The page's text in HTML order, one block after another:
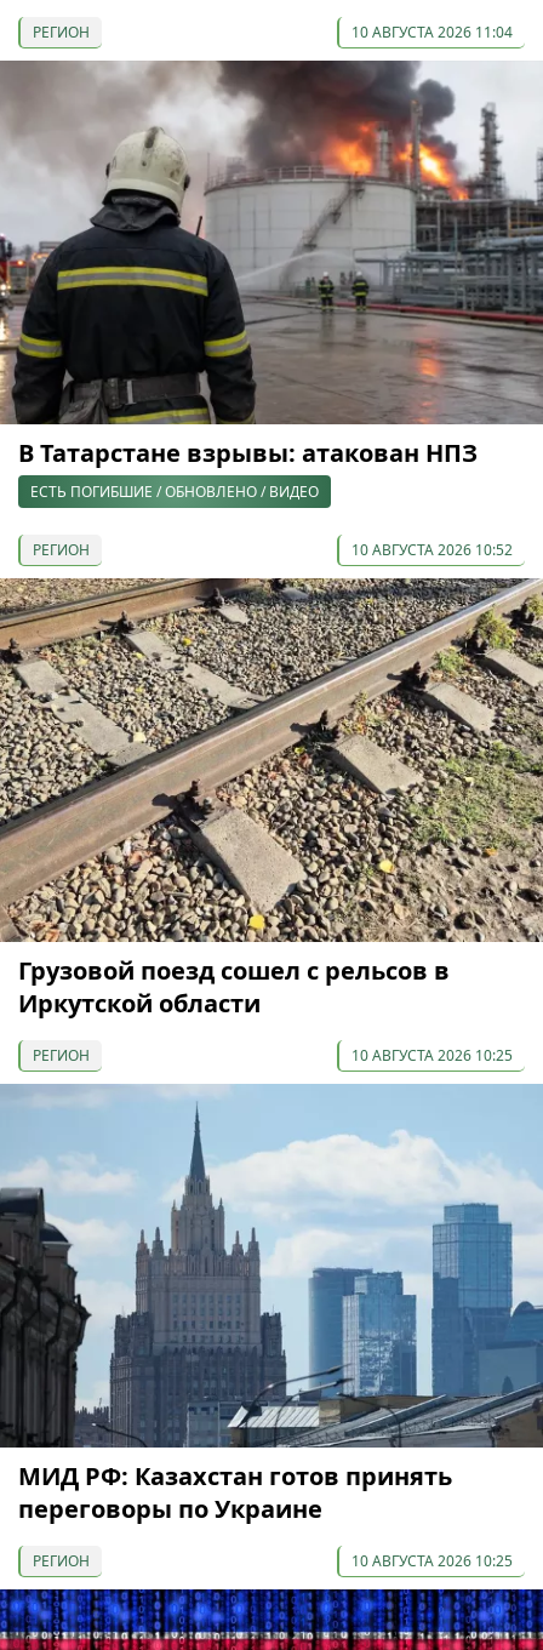
РЕГИОН 10 АВГУСТА 2026 11:04
В Татарстане взрывы: атакован НПЗ
ЕСТЬ ПОГИБШИЕ / ОБНОВЛЕНО / ВИДЕО
РЕГИОН 10 АВГУСТА 2026 10:52
Грузовой поезд сошел с рельсов в
Иркутской области
РЕГИОН 10 АВГУСТА 2026 10:25
МИД РФ: Казахстан готов принять
переговоры по Украине
РЕГИОН 10 АВГУСТА 2026 10:25